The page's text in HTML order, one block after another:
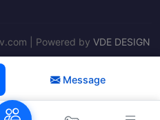
Message
| Powered by VDE DESIGN